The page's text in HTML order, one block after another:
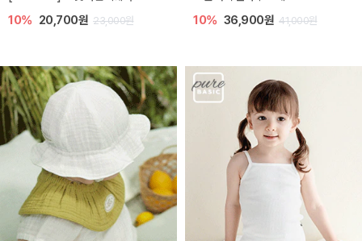
10% 20,700원 23,000원 10% 36,900원 41,000원